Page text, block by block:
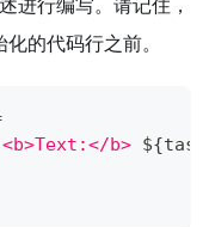
的代码行之前。
<b>Text:</b> ${task